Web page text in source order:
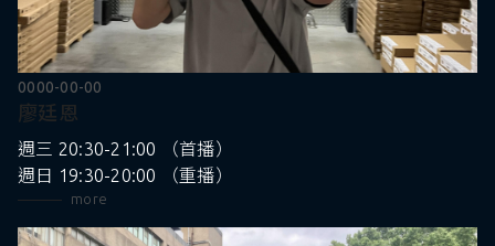
0000-00-00
廖廷恩
週三 20:30-21:00 （首播）
週日 19:30-20:00 （重播）
more